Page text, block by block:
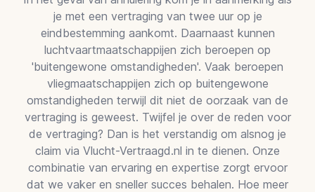
je met een vertraging van twee uur op je
eindbestemming aankomt. Daarnaast kunnen
luchtvaartmaatschappijen zich beroepen op
'buitengewone omstandigheden'. Vaak beroepen
vliegmaatschappijen zich op buitengewone
omstandigheden terwijl dit niet de oorzaak van de
vertraging is geweest. Twijfel je over de reden voor
de vertraging? Dan is het verstandig om alsnog je
claim via Vlucht-Vertraagd.nl in te dienen. Onze
combinatie van ervaring en expertise zorgt ervoor
dat we vaker en sneller succes behalen. Hoe meer